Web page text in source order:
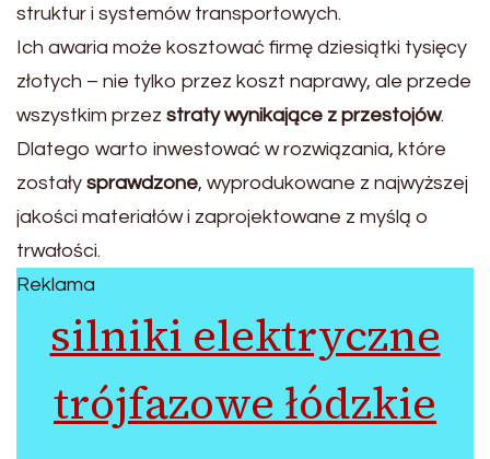
struktur i systemów transportowych.
Ich awaria może kosztować firmę dziesiątki tysięcy
złotych – nie tylko przez koszt naprawy, ale przede
wszystkim przez straty wynikające z przestojów.
Dlatego warto inwestować w rozwiązania, które
zostały sprawdzone, wyprodukowane z najwyższej
jakości materiałów i zaprojektowane z myślą o
trwałości.
Reklama
silniki elektryczne
trójfazowe łódzkie